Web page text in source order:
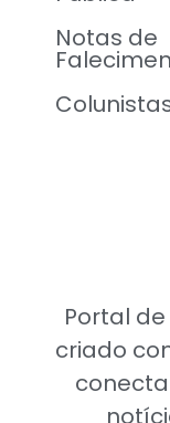
Portal
criado
Notas de